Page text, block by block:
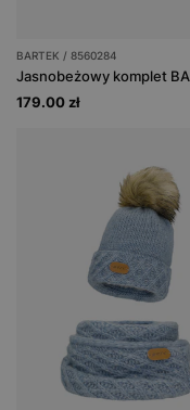
BARTEK / 8560284
179.00 zł